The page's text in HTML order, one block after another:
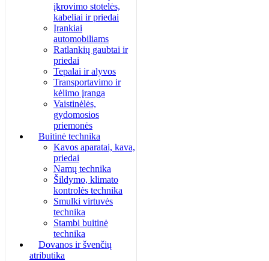
įkrovimo stotelės,
kabeliai ir priedai
Įrankiai
automobiliams
Ratlankių gaubtai ir
priedai
Tepalai ir alyvos
Transportavimo ir
kėlimo įranga
Vaistinėlės,
gydomosios
priemonės
Buitinė technika
Kavos aparatai, kava,
priedai
Namų technika
Šildymo, klimato
kontrolės technika
Smulki virtuvės
technika
Stambi buitinė
technika
Dovanos ir švenčių
atributika